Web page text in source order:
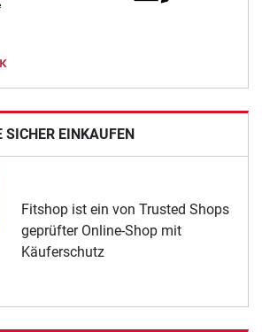
SICHER EINKAUFEN
Fitshop ist ein von Trusted Shops
geprüfter Online-Shop mit
Käuferschutz